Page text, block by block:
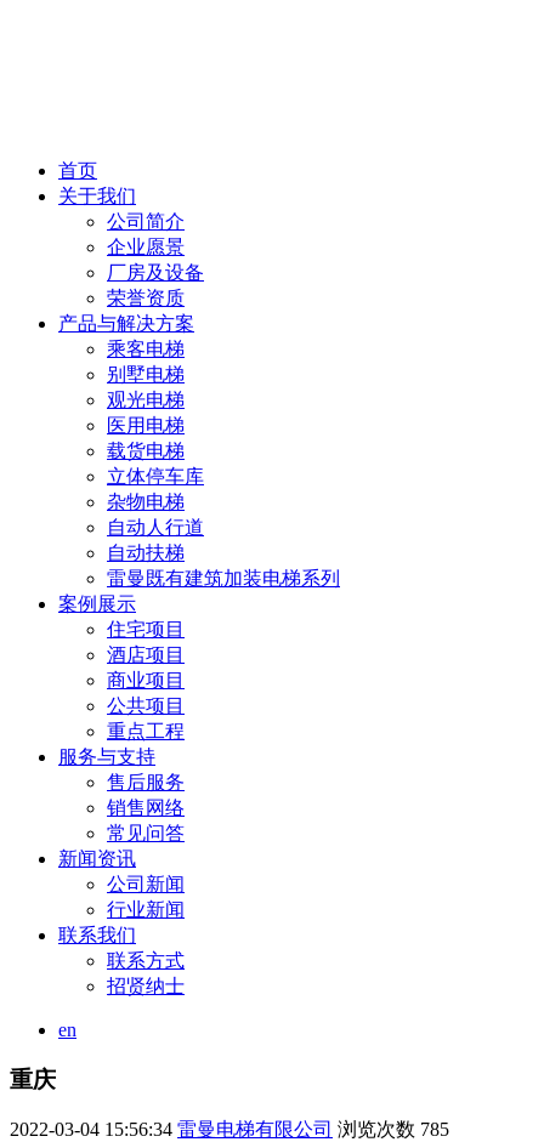
首页
关于我们
公司简介
企业愿景
厂房及设备
荣誉资质
产品与解决方案
乘客电梯
别墅电梯
观光电梯
医用电梯
载货电梯
立体停车库
杂物电梯
自动人行道
自动扶梯
雷曼既有建筑加装电梯系列
案例展示
住宅项目
酒店项目
商业项目
公共项目
重点工程
服务与支持
售后服务
销售网络
常见问答
新闻资讯
公司新闻
行业新闻
联系我们
联系方式
招贤纳士
en
重庆
2022-03-04 15:56:34 雷曼电梯有限公司 浏览次数 785